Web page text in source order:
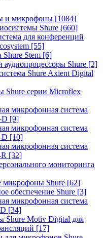
и микрофоны [1084]
Shure [660]
для конференций
[55]
Shure Stem [6]
Shure [2]
Shure Axient Digital
Shure серии Microflex
микрофонная система
D [9]
микрофонная система
D [10]
микрофонная система
[32]
мониторинга
микрофоны Shure [62]
обеспечение Shure [3]
микрофонная система
[34]
Shure Motiv Digital для
[17]